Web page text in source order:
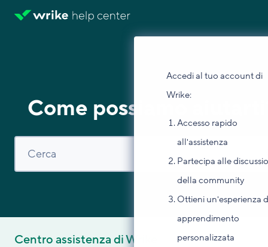
Accedi al tuo account di
Wrike:
Accesso rapido
all'assistenza
Partecipa alle
della community
Ottieni un'esperienza
apprendimento
personalizzata
Come possiamo
Centro assistenza di Wrike